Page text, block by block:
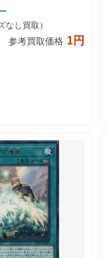
なし買取）
参考買取価格 1円